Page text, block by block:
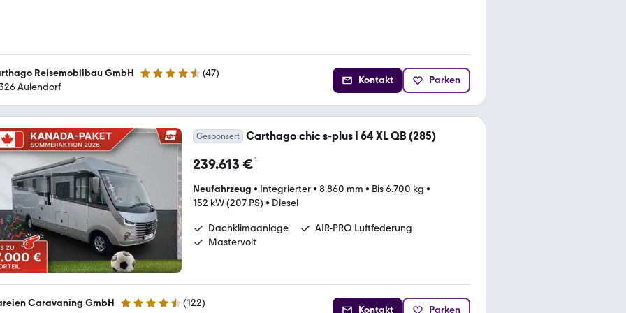
Reisemobilbau GmbH 4.4 Sterne (47)
Aulendorf
Kontakt Parken
Gesponsert Carthago chic s-plus I 64 XL QB (285)
239.613 €¹
Neufahrzeug • Integrierter• 8.860 mm • Bis 6.700 kg •
152 kW (207 PS) • Diesel
Dachklimaanlage
AIR-PRO Luftfederung
Mastervolt
Caravaning GmbH 4.7 Sterne (122)
Kontakt Parken